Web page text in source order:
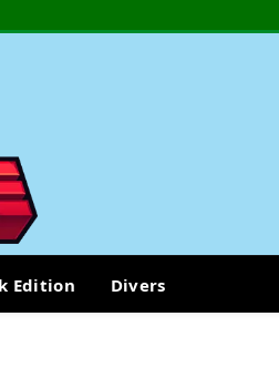
Edition Divers